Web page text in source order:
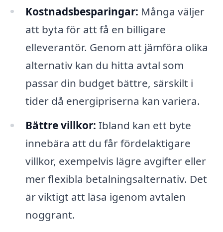
Kostnadsbesparingar: Många väljer
att byta för att få en billigare
elleverantör. Genom att jämföra olika
alternativ kan du hitta avtal som
passar din budget bättre, särskilt i
tider då energipriserna kan variera.
Bättre villkor: Ibland kan ett byte
innebära att du får fördelaktigare
villkor, exempelvis lägre avgifter eller
mer flexibla betalningsalternativ. Det
är viktigt att läsa igenom avtalen
noggrant.